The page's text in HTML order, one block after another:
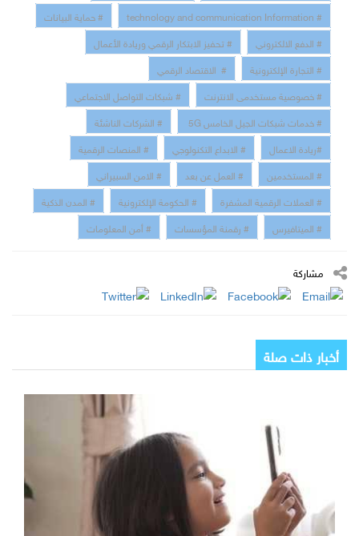
# technology and communication Information
# حماية البيانات
# الدفع الالكتروني
# تحفيز الابتكار الرقمي وريادة الأعمال
# التجارة الإلكترونية
# الاقتصاد الرقمي
# خصوصية مستخدمى الانترنت
# شبكات التواصل الاجتماعي
# خدمات شبكات الجيل الخامس 5G
# الشركات الناشئة
#ريادة الاعمال
# الابداع التكنولوجي
# المنصات الرقمية
# المستخدمين
# العمل عن بعد
# الامن السبيراني
# العملات الرقمية المشفرة
# الحكومة الإلكترونية
# المدن الذكية
# الميتافيرس
# رقمنة المؤسسات # أمن المعلومات
مشاركة
أخبار ذات صلة